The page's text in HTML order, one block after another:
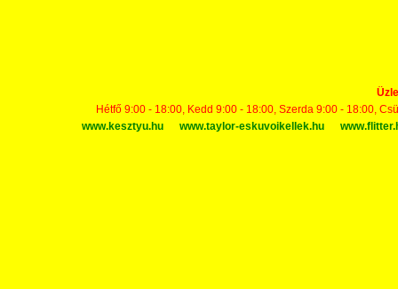
Hétfő 9:00 - 18:00, Kedd 9:00 - 18:00, Szerda 9:00 - 18:00,
www.kesztyu.hu
www.taylor-eskuvoikellek.hu